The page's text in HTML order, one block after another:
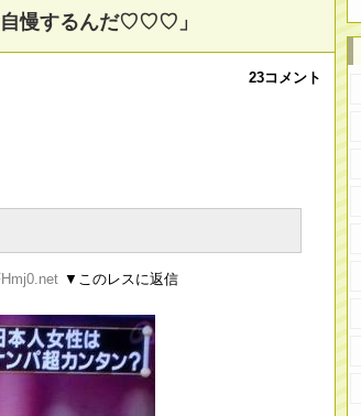
自慢するんだ♡♡♡」
23コメント
▼このレスに返信